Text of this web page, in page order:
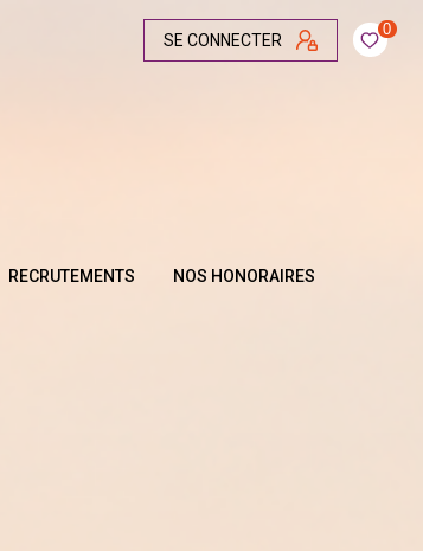
SE CONNECTER
0
RECRUTEMENTS NOS HONORAIRES